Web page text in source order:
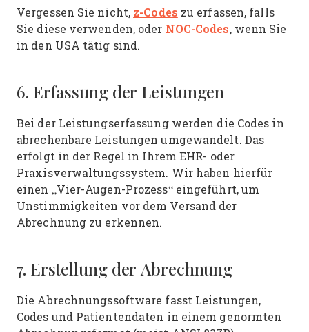
Vergessen Sie nicht, z-Codes zu erfassen, falls
Sie diese verwenden, oder NOC-Codes, wenn Sie
in den USA tätig sind.
6. Erfassung der Leistungen
Bei der Leistungserfassung werden die Codes in
abrechenbare Leistungen umgewandelt. Das
erfolgt in der Regel in Ihrem EHR- oder
Praxisverwaltungssystem. Wir haben hierfür
einen „Vier-Augen-Prozess“ eingeführt, um
Unstimmigkeiten vor dem Versand der
Abrechnung zu erkennen.
7. Erstellung der Abrechnung
Die Abrechnungssoftware fasst Leistungen,
Codes und Patientendaten in einem genormten